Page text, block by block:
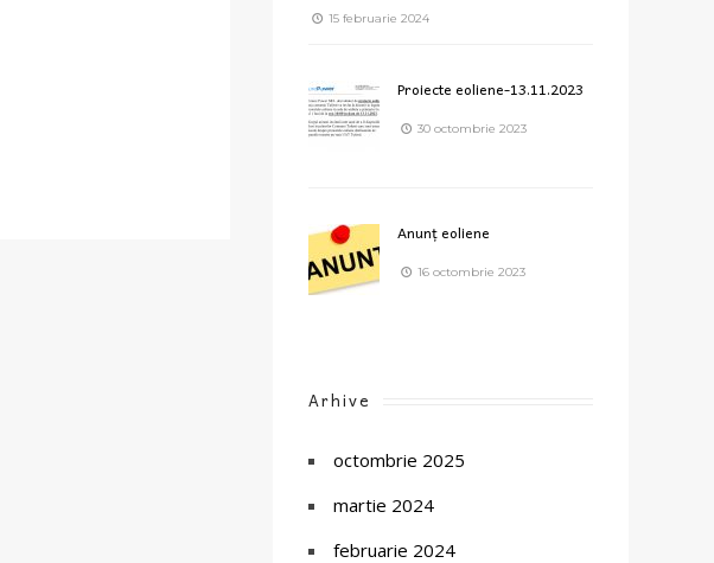
15 februarie 2024
Proiecte eoliene-13.11.2023
30 octombrie 2023
Anunț eoliene
16 octombrie 2023
Arhive
octombrie 2025
martie 2024
februarie 2024